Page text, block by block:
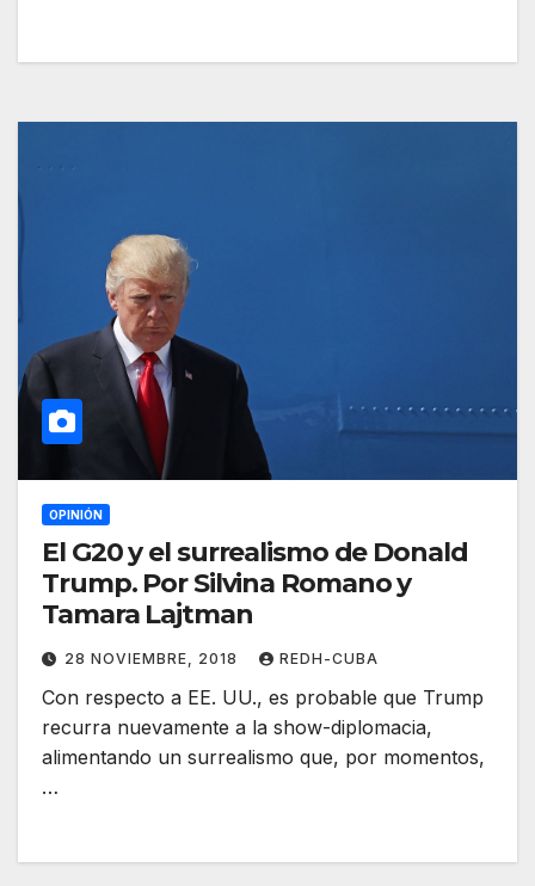
OPINIÓN
El G20 y el surrealismo de Donald
Trump. Por Silvina Romano y
Tamara Lajtman
28 NOVIEMBRE, 2018 REDH-CUBA
Con respecto a EE. UU., es probable que Trump
recurra nuevamente a la show-diplomacia,
alimentando un surrealismo que, por momentos,
…